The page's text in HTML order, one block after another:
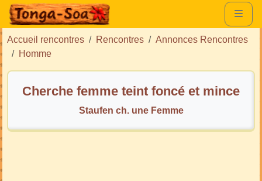
Accueil rencontres Rencontres
Annonces Rencontres
Homme
Cherche femme teint foncé et mince
Staufen ch. une Femme